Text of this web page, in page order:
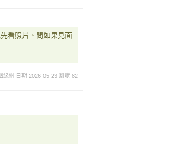
看照片、問如果見面
緣網 日期 2026-05-23 瀏覽 82